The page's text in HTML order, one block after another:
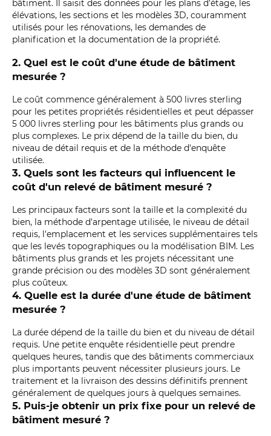
bâtiment. Il saisit des données pour les plans d'étage, les
élévations, les sections et les modèles 3D, couramment
utilisés pour les rénovations, les demandes de
planification et la documentation de la propriété.
2. Quel est le coût d'une étude de bâtiment
mesurée ?
Le coût commence généralement à 500 livres sterling
pour les petites propriétés résidentielles et peut dépasser
5 000 livres sterling pour les bâtiments plus grands ou
plus complexes. Le prix dépend de la taille du bien, du
niveau de détail requis et de la méthode d'enquête
utilisée.
3. Quels sont les facteurs qui influencent le
coût d'un relevé de bâtiment mesuré ?
Les principaux facteurs sont la taille et la complexité du
bien, la méthode d'arpentage utilisée, le niveau de détail
requis, l'emplacement et les services supplémentaires tels
que les levés topographiques ou la modélisation BIM. Les
bâtiments plus grands et les projets nécessitant une
grande précision ou des modèles 3D sont généralement
plus coûteux.
4. Quelle est la durée d'une étude de bâtiment
mesurée ?
La durée dépend de la taille du bien et du niveau de détail
requis. Une petite enquête résidentielle peut prendre
quelques heures, tandis que des bâtiments commerciaux
plus importants peuvent nécessiter plusieurs jours. Le
traitement et la livraison des dessins définitifs prennent
généralement de quelques jours à quelques semaines.
5. Puis-je obtenir un prix fixe pour un relevé de
bâtiment mesuré ?